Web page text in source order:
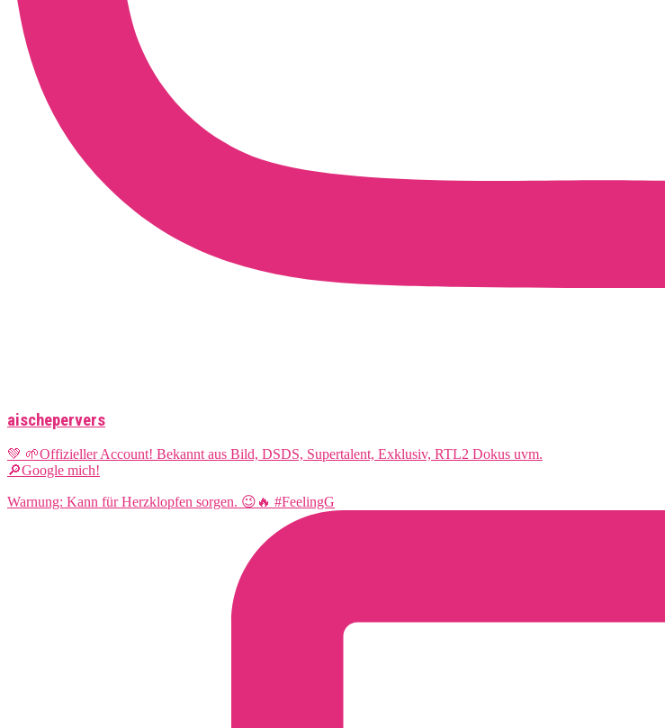
aischepervers
💚 🌱Offizieller Account! Bekannt aus Bild, DSDS, Supertalent, Exklusiv, RTL2 Dokus uvm.
🔎Google mich!
Warnung: Kann für Herzklopfen sorgen. 😉🔥 #FeelingG